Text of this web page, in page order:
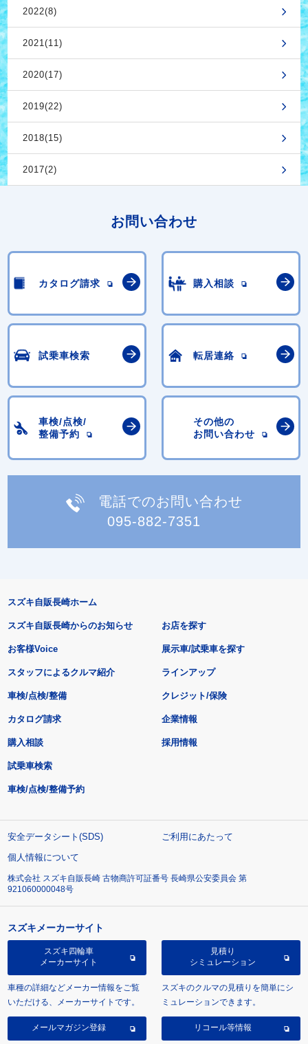
2022(8)
2021(11)
2020(17)
2019(22)
2018(15)
2017(2)
お問い合わせ
カタログ請求 購入相談
試乗車検索 転居連絡
車検/点検/
整備予約
その他の
お問い合わせ
電話でのお問い合わせ
095-882-7351
スズキ自販長崎ホーム
スズキ自販長崎からのお知らせ
お客様Voice
スタッフによるクルマ紹介
お店を探す
展示車/試乗車を探す
ラインアップ
車検/点検/整備 クレジット/保険
カタログ請求
購入相談
試乗車検索
車検/点検/整備予約
企業情報
採用情報
安全データシート(SDS)
ご利用にあたって
個人情報について
株式会社 スズキ自販長崎 古物商許可証番号 長崎県公安委員会 第
921060000048号
スズキメーカーサイト
スズキ四輪車
メーカーサイト
車種の詳細などメーカー情報をご覧
いただける、メーカーサイトです。
見積り
シミュレーション
スズキのクルマの見積りを簡単にシ
ミュレーションできます。
メールマガジン登録 リコール等情報